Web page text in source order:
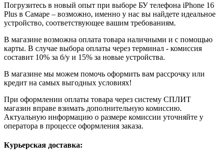
Погрузитесь в новый опыт при выборе БУ телефона iPhone 16
Plus в Самаре – возможно, именно у нас вы найдете идеальное
устройство, соответствующее вашим требованиям.
В магазине возможна оплата товара наличными и с помощью
карты. В случае выбора оплаты через терминал - комиссия
составит 10% за б/у и 15% за новые устройства.
В магазине мы можем помочь оформить вам рассрочку или
кредит на самых выгодных условиях!
При оформлении оплаты товара через систему СПЛИТ
магазин вправе взимать дополнительную комиссию.
Актуальную информацию о размере комиссии уточняйте у
оператора в процессе оформления заказа.
Курьерская доставка: